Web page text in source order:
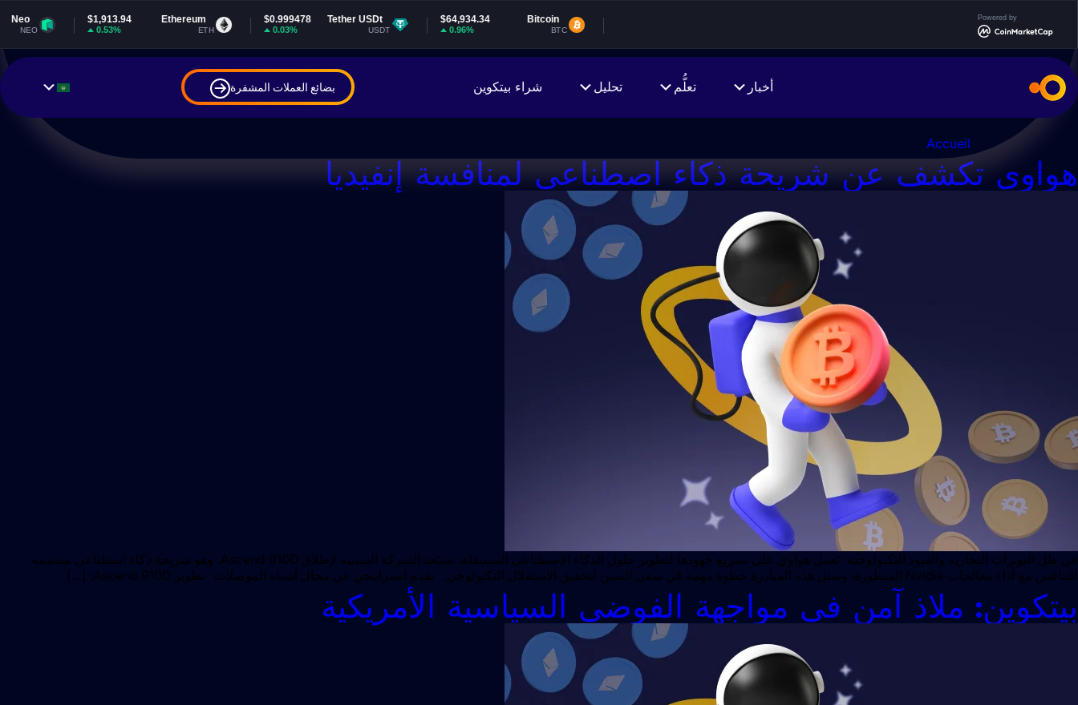
Powered by
Bitcoin
$64,934.34
0.96%
Tether USDt
$0.999478
0.03%
Ethereum
$1,913.94
0.53%
أخبار تعلُّم تحليل شراء بيتكوين بضائع العملات المشفرة
Accueil
هواوي تكشف عن شريحة ذكاء اصطناعي لمنافسة إنفيديا
في ظل التوترات التجارية والقيود التكنولوجية، تعمل هواوي على تسريع جهودها لتطوير حلول الذكاء الاصطناعي المستقلة. تستعد الشركة الصينية لإطلاق Ascend 910D، وهو شريحة ذكاء اصطناعي مصممة
للتنافس مع أداء معالجات Nvidia المتطورة. وتمثل هذه المبادرة خطوة مهمة في سعي الصين لتحقيق الاستقلال التكنولوجي. تقدم استراتيجي في مجال أشباه الموصلات تطوير Ascend 910D: […]
بيتكوين: ملاذ آمن في مواجهة الفوضى السياسية الأمريكية